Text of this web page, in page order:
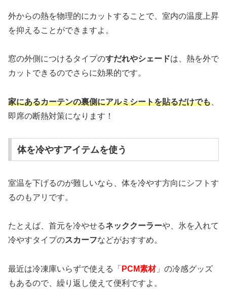
外からの熱を物理的にカットすることで、室内の温度上昇
を抑えることができますよ。
窓の外側につけるタイプのすだれやシェードは、熱を外で
カットできるのでさらに効果的です。
家にあるカーテンの裏側にアルミシートを貼るだけでも
即席の断熱対策になります！
体を冷やすアイテムを使う
室温を下げるのが難しいなら、体を冷やす方向にシフトす
るのもアリです。
たとえば、首元を冷やせるネッククーラーや、氷を入れて
冷やすタイプのスカーフなどがおすすめ。
最近は冷凍庫いらずで使える「 PCM素材」の冷感グッズ
もあるので、繰り返し使えて便利ですよ。